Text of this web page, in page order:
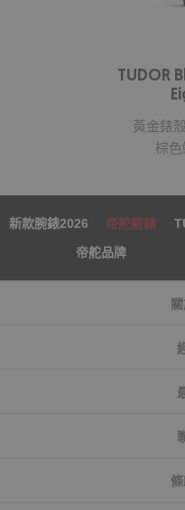
TUDOR
黃金錶
棕
新款腕錶2026 帝舵腕錶
帝舵品牌